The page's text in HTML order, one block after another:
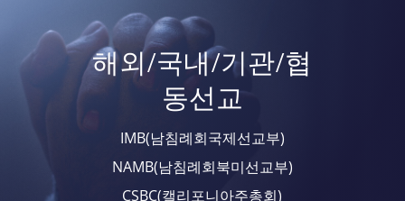
해외/국내/기관/협
동선교
IMB(남침례회국제선교부)
NAMB(남침례회북미선교부)
CSBC(캘리포니아주총회)